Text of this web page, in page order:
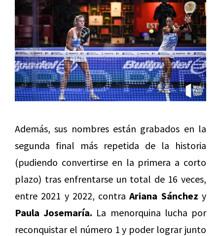
Además, sus nombres están grabados en la
segunda final más repetida de la historia
(pudiendo convertirse en la primera a corto
plazo) tras enfrentarse un total de 16 veces,
entre 2021 y 2022, contraAriana Sánchez y
Paula Josemaría. La menorquina lucha por
reconquistar el número 1 y poder lograr junto